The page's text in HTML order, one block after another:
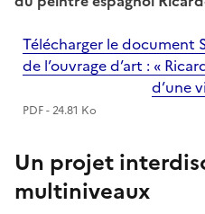
Télécharger le document
de l’ouvrage d’art : «
d’une
PDF - 24.81 Ko
Un projet
multiniveaux